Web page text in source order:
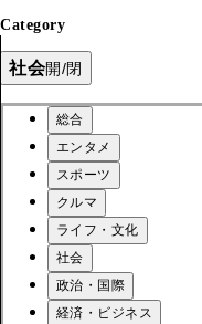
Category
社会開/閉
総合
エンタメ
スポーツ
クルマ
ライフ・文化
社会
政治・国際
経済・ビジネス